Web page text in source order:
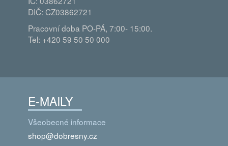
DIČ: CZ03862721
Pracovní doba PO-PÁ, 7:00- 15:00.
Tel: +420 59 50 50 000
E-MAILY
Všeobecné informace
shop@dobresny.cz